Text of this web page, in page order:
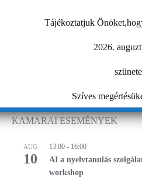
PReducated nemzetközi
október 17-18. Szekszárd
megtartása tekintetében is…
KAMARAI ESEMÉNYEK
AUG
10
13:00 - 16:00
AI a nyelvtanulás
workshop
Tájékoztatjuk
2026.
Szíves